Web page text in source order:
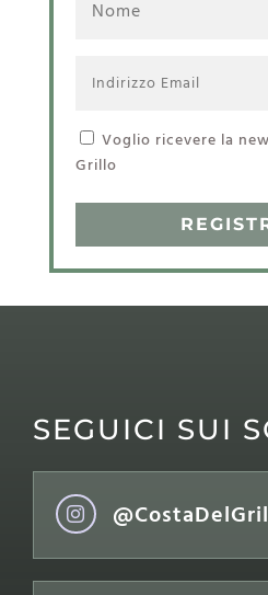
Voglio ricevere la
Grillo
SEGUICI SUI
